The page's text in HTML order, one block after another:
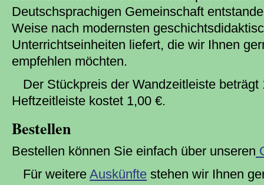
Deutschsprachigen Gemeinschaft
Weise nach modernsten
Unterrichtseinheiten liefert, die wir Ihnen
empfehlen möchten.
Der Stückpreis der Wandzeitleiste beträgt
Heftzeitleiste kostet 1,00 €.
Bestellen
Bestellen können Sie einfach über unseren
Für weitereAuskünfte stehen wir Ihnen